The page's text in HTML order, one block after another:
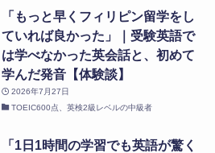
「もっと早くフィリピン留学をし
ていれば良かった」｜受験英語で
は学べなかった英会話と、初めて
学んだ発音【体験談】
2026年7月27日
TOEIC600点、英検2級レベルの中級者
「1日1時間の学習でも英語が驚く